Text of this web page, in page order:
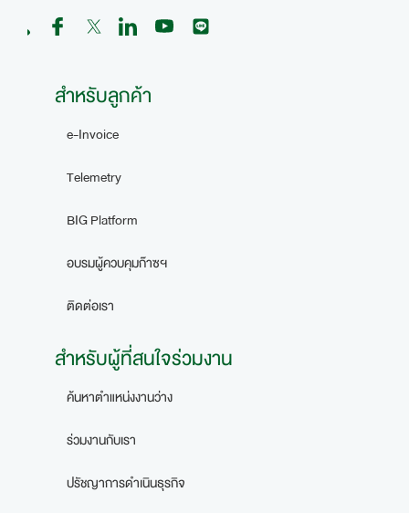
สำหรับลูกค้า
e-Invoice
Telemetry
BIG Platform
อบรมผู้ควบคุมก๊าซฯ
ติดต่อเรา
สำหรับผู้ที่สนใจร่วมงาน
ค้นหาตำแหน่งงานว่าง
ร่วมงานกับเรา
ปรัชญาการดำเนินธุรกิจ